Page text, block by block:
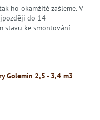
ho okamžitě zašleme. V
do 14
stavu ke smontování
Golemin 2,5 - 3,4 m3